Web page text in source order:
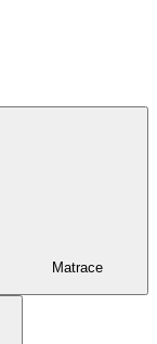
Matrace